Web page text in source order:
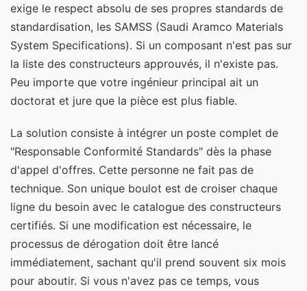
exige le respect absolu de ses propres standards de
standardisation, les SAMSS (Saudi Aramco Materials
System Specifications). Si un composant n'est pas sur
la liste des constructeurs approuvés, il n'existe pas.
Peu importe que votre ingénieur principal ait un
doctorat et jure que la pièce est plus fiable.
La solution consiste à intégrer un poste complet de
"Responsable Conformité Standards" dès la phase
d'appel d'offres. Cette personne ne fait pas de
technique. Son unique boulot est de croiser chaque
ligne du besoin avec le catalogue des constructeurs
certifiés. Si une modification est nécessaire, le
processus de dérogation doit être lancé
immédiatement, sachant qu'il prend souvent six mois
pour aboutir. Si vous n'avez pas ce temps, vous